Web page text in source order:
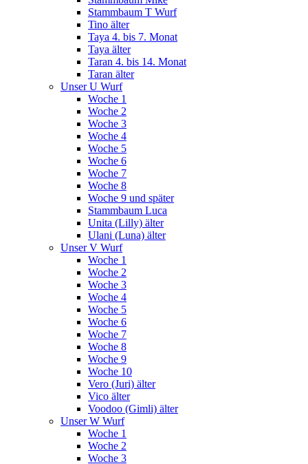
Stammbaum T Wurf
Tino älter
Taya 4. bis 7. Monat
Taya älter
Taran 4. bis 14. Monat
Taran älter
Unser U Wurf
Woche 1
Woche 2
Woche 3
Woche 4
Woche 5
Woche 6
Woche 7
Woche 8
Woche 9 und später
Stammbaum Luca
Unita (Lilly) älter
Ulani (Luna) älter
Unser V Wurf
Woche 1
Woche 2
Woche 3
Woche 4
Woche 5
Woche 6
Woche 7
Woche 8
Woche 9
Woche 10
Vero (Juri) älter
Vico älter
Voodoo (Gimli) älter
Unser W Wurf
Woche 1
Woche 2
Woche 3